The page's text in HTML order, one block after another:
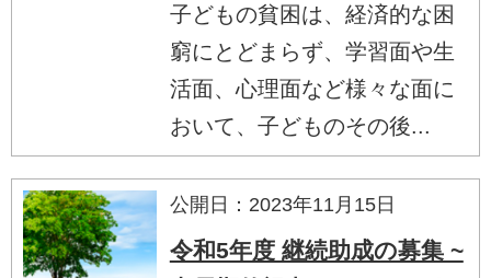
子どもの貧困は、経済的な困
窮にとどまらず、学習面や生
活面、心理面など様々な面に
おいて、子どものその後...
公開日：2023年11月15日
令和5年度 継続助成の募集 ~